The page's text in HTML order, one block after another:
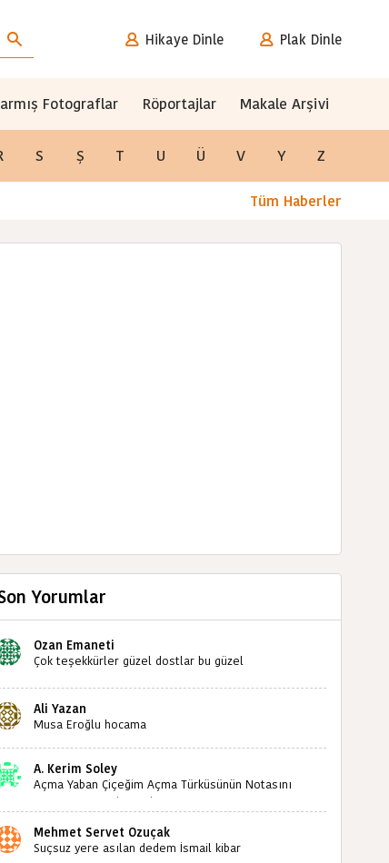
Hikaye Dinle Plak Dinle
Fotograflar Röportajlar Makale Arşivi
S Ş T U Ü V Y Z
Tüm Haberler
Yorumlar
Ozan Emaneti
Çok teşekkürler güzel dostlar bu güzel
sizlerin sayesinde türkülerimiz ölmeyecektir tekrar
teşekkürler saygılarımla
Ali Yazan
Musa Eroğlu hocama
A. Kerim Soley
Açma Yaban Çiçeğim Açma Türküsünün Notasını
Bulabilir miyiz ?İlginiz İçin Şimdiden Teşekkürler.
Mehmet Servet Özuçak
Suçsuz yere asılan dedem İsmail kibar